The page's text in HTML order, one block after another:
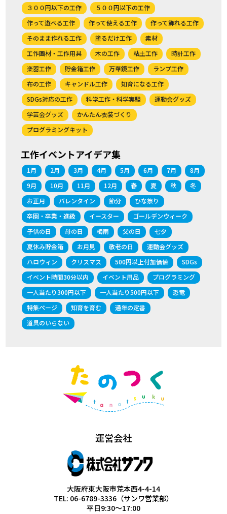
３００円以下の工作
５００円以下の工作
作って遊べる工作
作って使える工作
作って飾れる工作
そのまま作れる工作
塗るだけ工作
素材
工作画材・工作用具
木の工作 粘土工作
時計工作
楽器工作
貯金箱工作 万華鏡工作
ランプ工作
布の工作
キャンドル工作
知育になる工作
SDGs対応の工作
科学工作・科学実験
運動会グッズ
学芸会グッズ
かんたん衣装づくり
プログラミングキット
工作イベントアイデア集
1月 2月 3月 4月 5月 6月 7月
8月
9月
10月 11月 12月 春 夏 秋
冬
お正月
バレンタイン 節分
ひな祭り
卒園・卒業・進級
イースター
ゴールデンウィーク
子供の日
母の日 梅雨 父の日
七夕
夏休み貯金箱
お月見 敬老の日
運動会グッズ
ハロウィン
クリスマス 500円以上付加価値
SDGs
イベント時間30分以内
イベント用品
プログラミング
一人当たり300円以下
一人当たり500円以下
恐竜
特集ページ
知育を育む
通年の定番
道具のいらない
運営会社
大阪府東大阪市荒本西4-4-14
TEL: 06-6789-3336（サンワ営業部）
平日9:30～17:00